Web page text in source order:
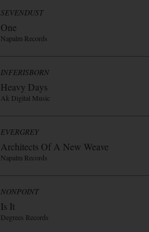
SEVENDUST
One
Napalm Records
INFERISBORN
Heavy Days
Ak Digital Music
EVERGREY
Architects Of A New Weave
Napalm Records
NONPOINT
Is It
Degrees Records